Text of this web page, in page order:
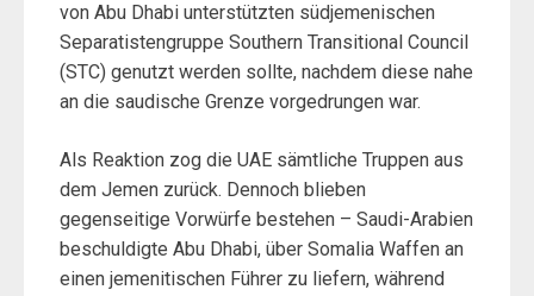
von Abu Dhabi unterstützten südjemenischen
Separatistengruppe Southern Transitional Council
(STC) genutzt werden sollte, nachdem diese nahe
an die saudische Grenze vorgedrungen war.
Als Reaktion zog die UAE sämtliche Truppen aus
dem Jemen zurück. Dennoch blieben
gegenseitige Vorwürfe bestehen – Saudi-Arabien
beschuldigte Abu Dhabi, über Somalia Waffen an
einen jemenitischen Führer zu liefern, während